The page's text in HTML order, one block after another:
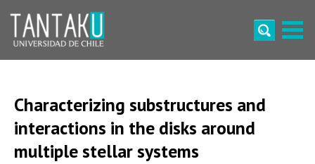
content
Characterizing substructures and
interactions in the disks around
multiple stellar systems